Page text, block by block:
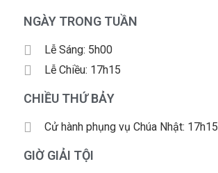
NGÀY TRONG TUẦN
Lễ Sáng: 5h00
Lễ Chiều: 17h15
CHIỀU THỨ BẢY
Cử hành phụng vụ Chúa Nhật: 17h15
GIỜ GIẢI TỘI